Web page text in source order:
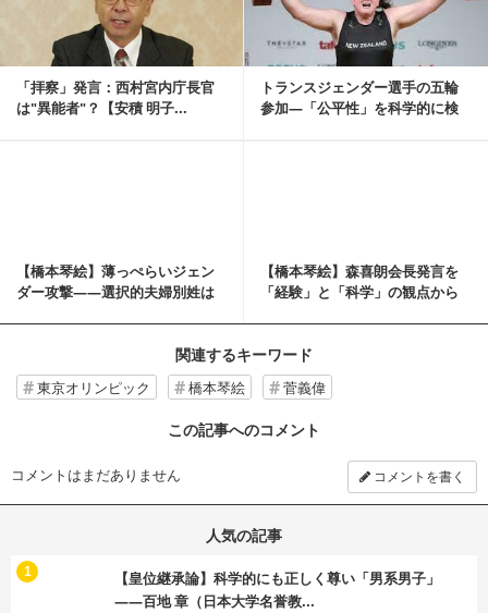
「拝察」発言：西村宮内庁長官
は"異能者"？【安積 明子...
トランスジェンダー選手の五輪
参加—「公平性」を科学的に検
【橋本琴絵】薄っぺらいジェン
ダー攻撃――選択的夫婦別姓は
【橋本琴絵】森喜朗会長発言を
「経験」と「科学」の観点から
関連するキーワード
東京オリンピック 橋本琴絵 菅義偉
この記事へのコメント
コメントはまだありません コメントを書く
人気の記事
【皇位継承論】科学的にも正しく尊い「男系男子」
――百地 章（日本大学名誉教...
1